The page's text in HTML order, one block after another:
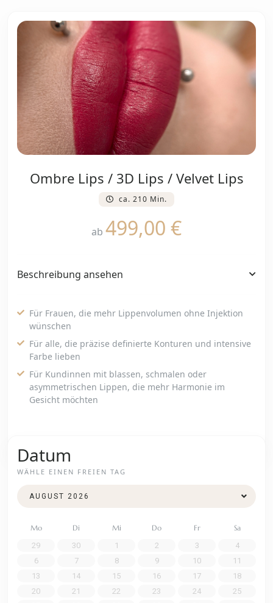
Ombre Lips / 3D Lips / Velvet Lips
ca. 210 Min.
ab 499,00 €
Beschreibung ansehen
Für Frauen, die mehr Lippenvolumen ohne Injektion
wünschen
Für alle, die präzise definierte Konturen und intensive
Farbe lieben
Für Kundinnen mit blassen, schmalen oder
asymmetrischen Lippen, die mehr Harmonie im
Gesicht möchten
Datum
WÄHLE EINEN FREIEN TAG
Mo Di Mi Do Fr
Sa
29
30 1 2 3
4
6
7 8 9 10
11
13
14 15 16 17
18
20
21 22 23 24
25